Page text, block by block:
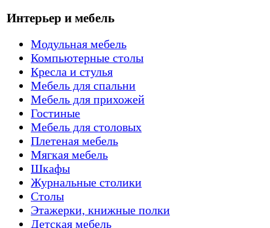
Интерьер и мебель
Модульная мебель
Компьютерные столы
Кресла и стулья
Мебель для спальни
Мебель для прихожей
Гостиные
Мебель для столовых
Плетеная мебель
Мягкая мебель
Шкафы
Журнальные столики
Столы
Этажерки, книжные полки
Детская мебель